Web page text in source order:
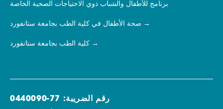
برنامج للأطفال والشباب ذوي الاحتياجات الصحية الخاصة
صحة الأطفال في كلية الطب بجامعة ستانفورد
كلية الطب بجامعة ستانفورد
رقم الضريبة: 77-0440090